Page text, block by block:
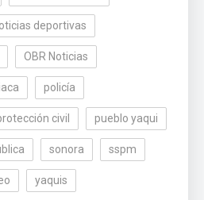
deportivas
OBR Noticias
policía
civil pueblo yaqui
sonora sspm
yaquis